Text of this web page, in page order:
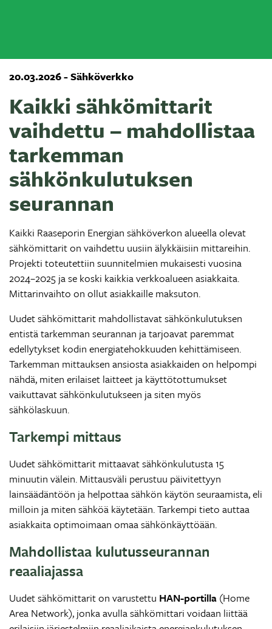
20.03.2026 - Sähköverkko
Kaikki sähkömittarit
vaihdettu – mahdollistaa
tarkemman
sähkönkulutuksen
seurannan
Kaikki Raaseporin Energian sähköverkon alueella olevat
sähkömittarit on vaihdettu uusiin älykkäisiin mittareihin.
Projekti toteutettiin suunnitelmien mukaisesti vuosina
2024–2025 ja se koski kaikkia verkkoalueen asiakkaita.
Mittarinvaihto on ollut asiakkaille maksuton.
Uudet sähkömittarit mahdollistavat sähkönkulutuksen
entistä tarkemman seurannan ja tarjoavat paremmat
edellytykset kodin energiatehokkuuden kehittämiseen.
Tarkemman mittauksen ansiosta asiakkaiden on helpompi
nähdä, miten erilaiset laitteet ja käyttötottumukset
vaikuttavat sähkönkulutukseen ja siten myös
sähkölaskuun.
Tarkempi mittaus
Uudet sähkömittarit mittaavat sähkönkulutusta 15
minuutin välein. Mittausväli perustuu päivitettyyn
lainsäädäntöön ja helpottaa sähkön käytön seuraamista, eli
milloin ja miten sähköä käytetään. Tarkempi tieto auttaa
asiakkaita optimoimaan omaa sähkönkäyttöään.
Mahdollistaa kulutusseurannan
reaaliajassa
Uudet sähkömittarit on varustettu HAN-portilla (Home
Area Network), jonka avulla sähkömittari voidaan liittää